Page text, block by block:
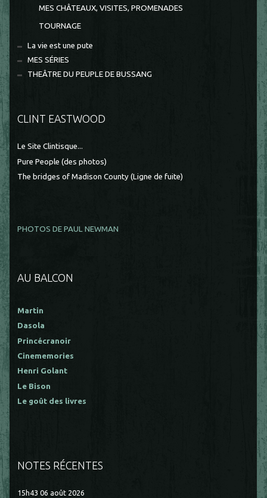
MES CHÂTEAUX, VISITES, PROMENADES
TOURNAGE
La vie est une pute
MES SÉRIES
THEÂTRE DU PEUPLE DE BUSSANG
CLINT EASTWOOD
Le Site Clintisque...
Pure People (des photos)
The bridges of Madison County (Ligne de fuite)
PHOTOS DE PAUL NEWMAN
AU BALCON
Martin
Dasola
Princécranoir
Cinememories
Henri Golant
Le Bison
Le goût des livres
NOTES RÉCENTES
15h43 06 août 2026